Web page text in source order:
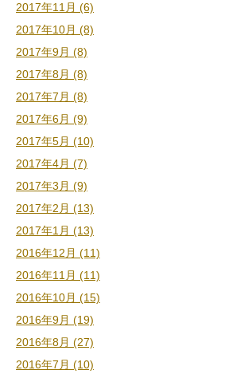
2017年11月 (6)
2017年10月 (8)
2017年9月 (8)
2017年8月 (8)
2017年7月 (8)
2017年6月 (9)
2017年5月 (10)
2017年4月 (7)
2017年3月 (9)
2017年2月 (13)
2017年1月 (13)
2016年12月 (11)
2016年11月 (11)
2016年10月 (15)
2016年9月 (19)
2016年8月 (27)
2016年7月 (10)